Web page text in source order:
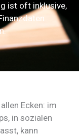
ist oft inklusive,
Ecken: im
in sozialen
kann